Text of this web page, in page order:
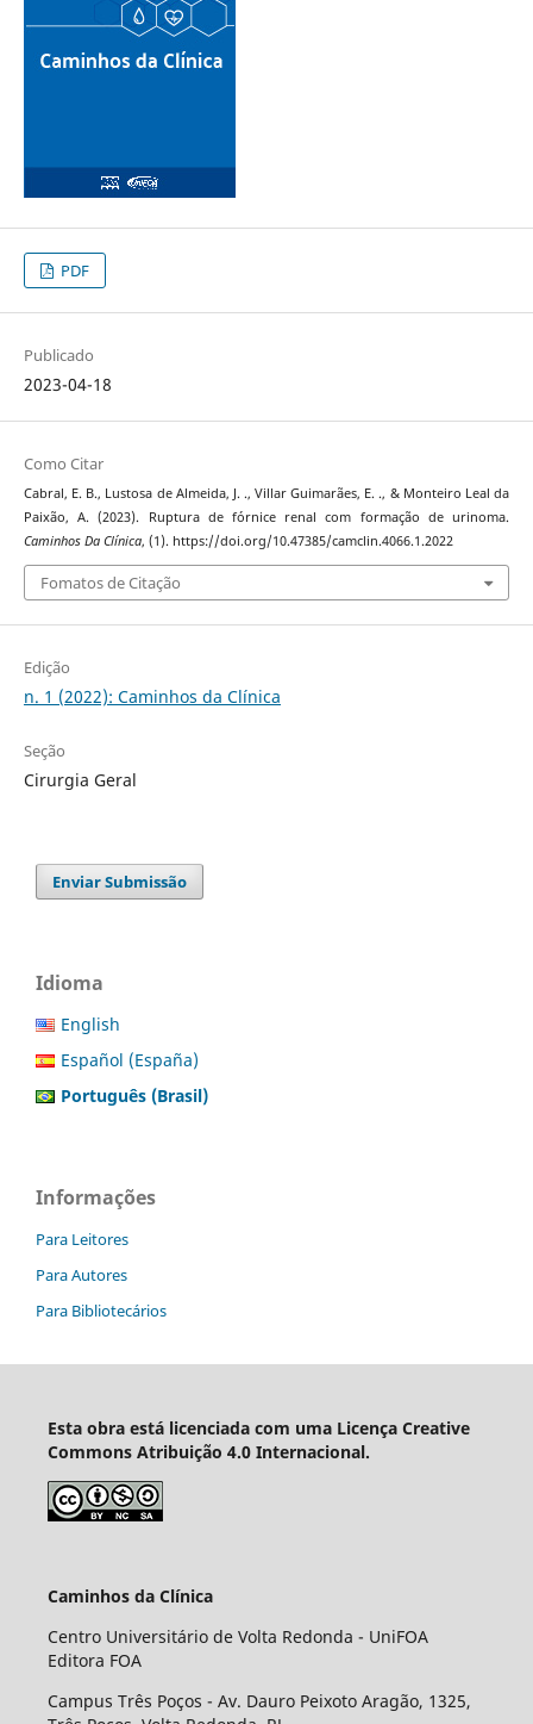
PDF
Publicado
2023-04-18
Como Citar
Cabral, E. B., Lustosa de Almeida, J. ., Villar Guimarães, E. ., & Monteiro Leal da
Paixão, A. (2023). Ruptura de fórnice renal com formação de urinoma.
Caminhos Da Clínica, (1). https://doi.org/10.47385/camclin.4066.1.2022
Fomatos de Citação
Edição
n. 1 (2022): Caminhos da Clínica
Seção
Cirurgia Geral
Enviar Submissão
Idioma
English
Español (España)
Português (Brasil)
Informações
Para Leitores
Para Autores
Para Bibliotecários
Esta obra está licenciada com uma Licença Creative
Commons Atribuição 4.0 Internacional.
Caminhos da Clínica
Centro Universitário de Volta Redonda - UniFOA
Editora FOA
Campus Três Poços - Av. Dauro Peixoto Aragão, 1325,